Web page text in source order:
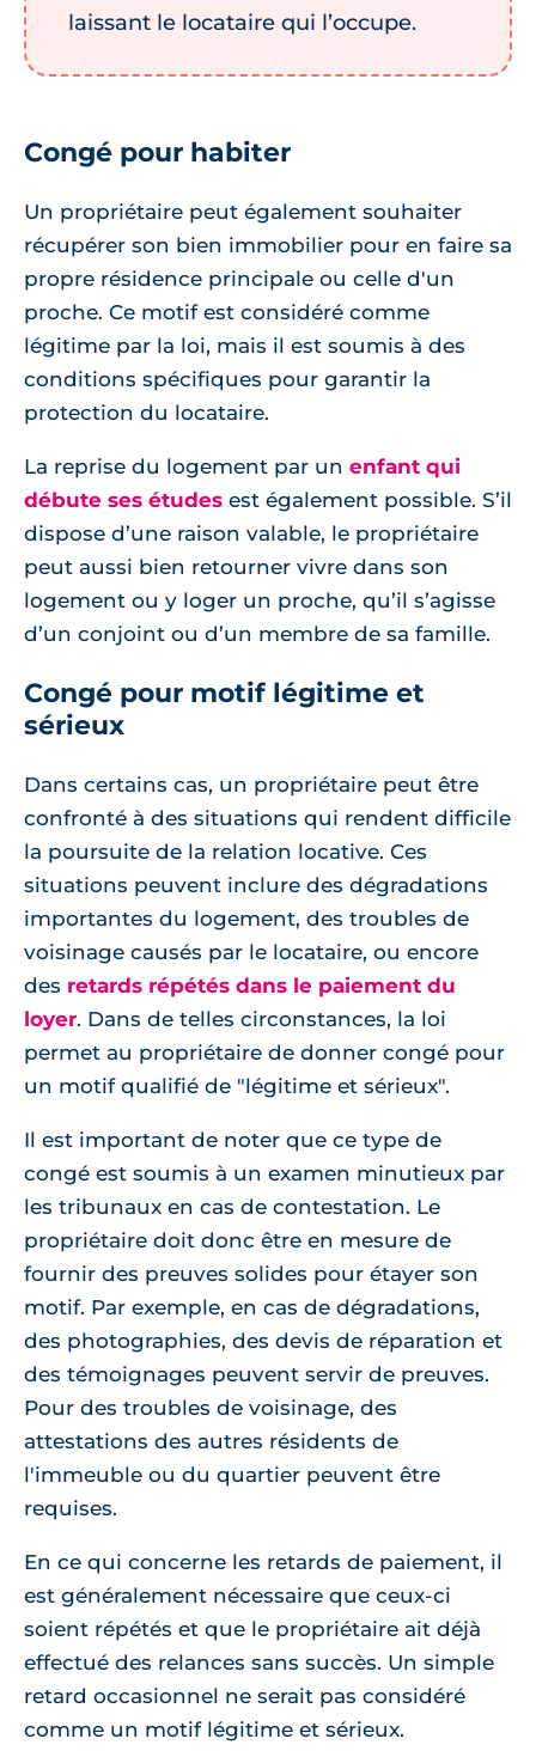
laissant le locataire qui l’occupe.
Congé pour habiter
Un propriétaire peut également souhaiter
récupérer son bien immobilier pour en faire sa
propre résidence principale ou celle d'un
proche. Ce motif est considéré comme
légitime par la loi, mais il est soumis à des
conditions spécifiques pour garantir la
protection du locataire.
La reprise du logement par un enfant qui
débute ses études est également possible. S’il
dispose d’une raison valable, le propriétaire
peut aussi bien retourner vivre dans son
logement ou y loger un proche, qu’il s’agisse
d’un conjoint ou d’un membre de sa famille.
Congé pour motif légitime et
sérieux
Dans certains cas, un propriétaire peut être
confronté à des situations qui rendent difficile
la poursuite de la relation locative. Ces
situations peuvent inclure des dégradations
importantes du logement, des troubles de
voisinage causés par le locataire, ou encore
des retards répétés dans le paiement du
loyer. Dans de telles circonstances, la loi
permet au propriétaire de donner congé pour
un motif qualifié de "légitime et sérieux".
Il est important de noter que ce type de
congé est soumis à un examen minutieux par
les tribunaux en cas de contestation. Le
propriétaire doit donc être en mesure de
fournir des preuves solides pour étayer son
motif. Par exemple, en cas de dégradations,
des photographies, des devis de réparation et
des témoignages peuvent servir de preuves.
Pour des troubles de voisinage, des
attestations des autres résidents de
l'immeuble ou du quartier peuvent être
requises.
En ce qui concerne les retards de paiement, il
est généralement nécessaire que ceux-ci
soient répétés et que le propriétaire ait déjà
effectué des relances sans succès. Un simple
retard occasionnel ne serait pas considéré
comme un motif légitime et sérieux.